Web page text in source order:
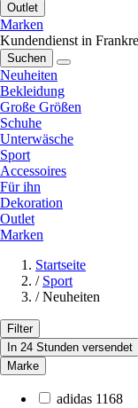
Outlet
Marken
Kundendienst in
Suchen
Neuheiten
Bekleidung
Große Größen
Schuhe
Unterwäsche
Sport
Accessoires
Für ihn
Dekoration
Outlet
Marken
Startseite
/ Sport
/ Neuheiten
Filter
In 24 Stunden versendet
Marke
adidas 1168